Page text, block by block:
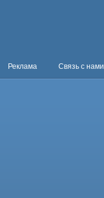
Реклама Связь с нами